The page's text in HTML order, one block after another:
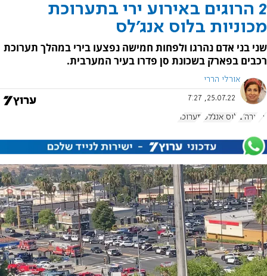
2 הרוגים באירוע ירי בתערוכת
מכוניות בלוס אנג'לס
שני בני אדם נהרגו ולפחות חמישה נפצעו בירי במהלך תערוכת
רכבים בפארק בשכונת סן פדרו בעיר המערבית.
אורלי הררי
25.07.22, 7:27
ירי ארה"ב לוס אנג'לס תערוכה